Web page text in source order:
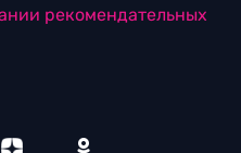
рекомендательных